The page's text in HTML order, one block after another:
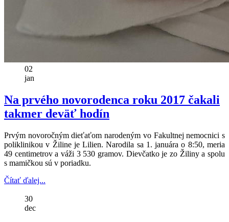
02
jan
Na prvého novorodenca roku 2017 čakali
takmer deväť hodín
Prvým novoročným dieťaťom narodeným vo Fakultnej nemocnici s
poliklinikou v Žiline je Lilien. Narodila sa 1. januára o 8:50, meria
49 centimetrov a váži 3 530 gramov. Dievčatko je zo Žiliny a spolu
s mamičkou sú v poriadku.
Čítať ďalej...
30
dec